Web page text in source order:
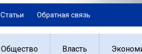
Статьи Обратная связь
Общество Власть